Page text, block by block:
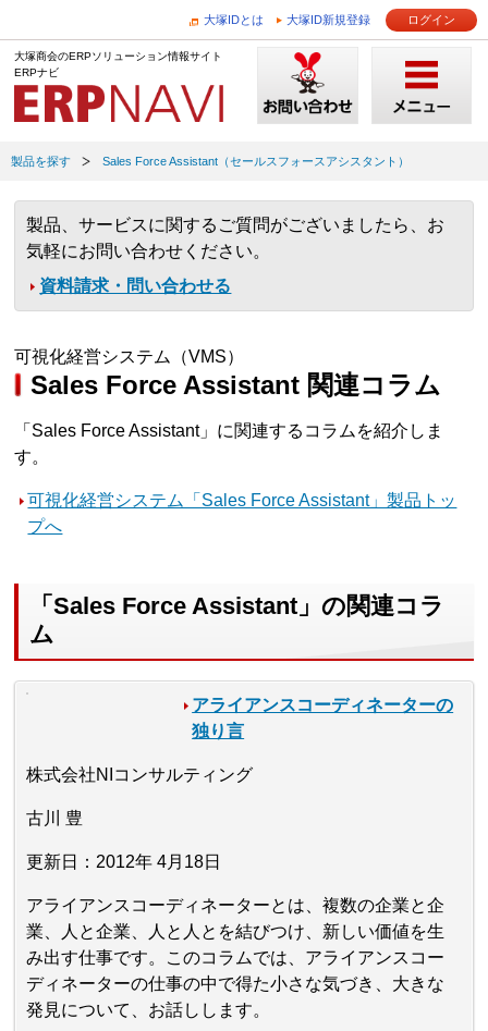
大塚IDとは 大塚ID新規登録 ログイン
大塚商会のERPソリューション情報サイト
ERPナビ
製品を探す Sales Force Assistant（セールスフォースアシスタント）
製品、サービスに関するご質問がございましたら、お
気軽にお問い合わせください。
資料請求・問い合わせる
可視化経営システム（VMS）
Sales Force Assistant 関連コラム
「Sales Force Assistant」に関連するコラムを紹介しま
す。
可視化経営システム「Sales Force Assistant」製品トッ
プへ
「Sales Force Assistant」の関連コラ
ム
アライアンスコーディネーターの
独り言
株式会社NIコンサルティング
古川 豊
更新日：2012年 4月18日
アライアンスコーディネーターとは、複数の企業と企
業、人と企業、人と人とを結びつけ、新しい価値を生
み出す仕事です。このコラムでは、アライアンスコー
ディネーターの仕事の中で得た小さな気づき、大きな
発見について、お話しします。